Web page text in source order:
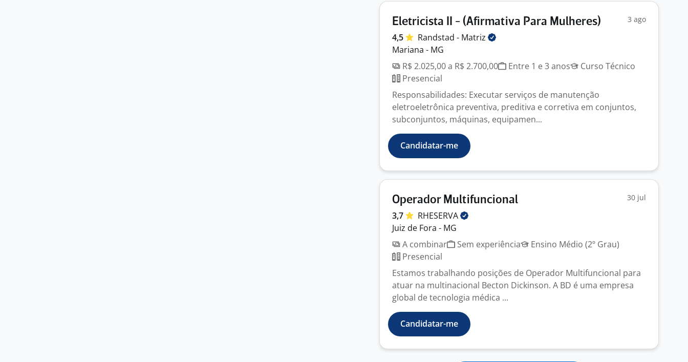
Eletricista II - (Afirmativa Para Mulheres) 3 ago
4,5 Randstad - Matriz
Mariana - MG
R$ 2.025,00 a R$ 2.700,00
Entre 1 e 3 anos
Curso Técnico
Presencial
Responsabilidades: Executar serviços de manutenção
eletroeletrônica preventiva, preditiva e corretiva em conjuntos,
subconjuntos, máquinas, equipamen...
Candidatar-me
Operador Multifuncional 30 jul
3,7
RHESERVA
Juiz de Fora - MG
A combinar
Sem experiência
Ensino Médio (2º Grau)
Presencial
Estamos trabalhando posições de Operador Multifuncional para
atuar na multinacional Becton Dickinson. A BD é uma empresa
global de tecnologia médica ...
Candidatar-me